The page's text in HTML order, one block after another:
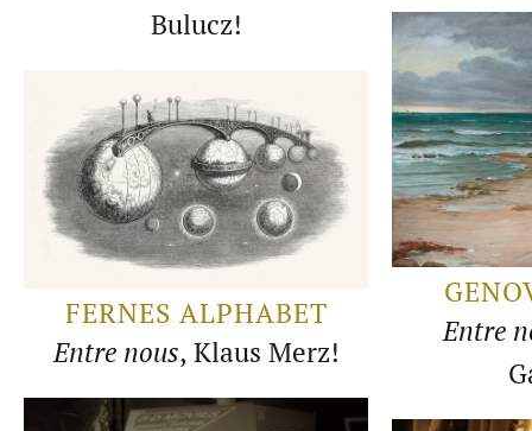
Bulucz!
Entre
FERNES ALPHABET
Entre nous, Klaus Merz!